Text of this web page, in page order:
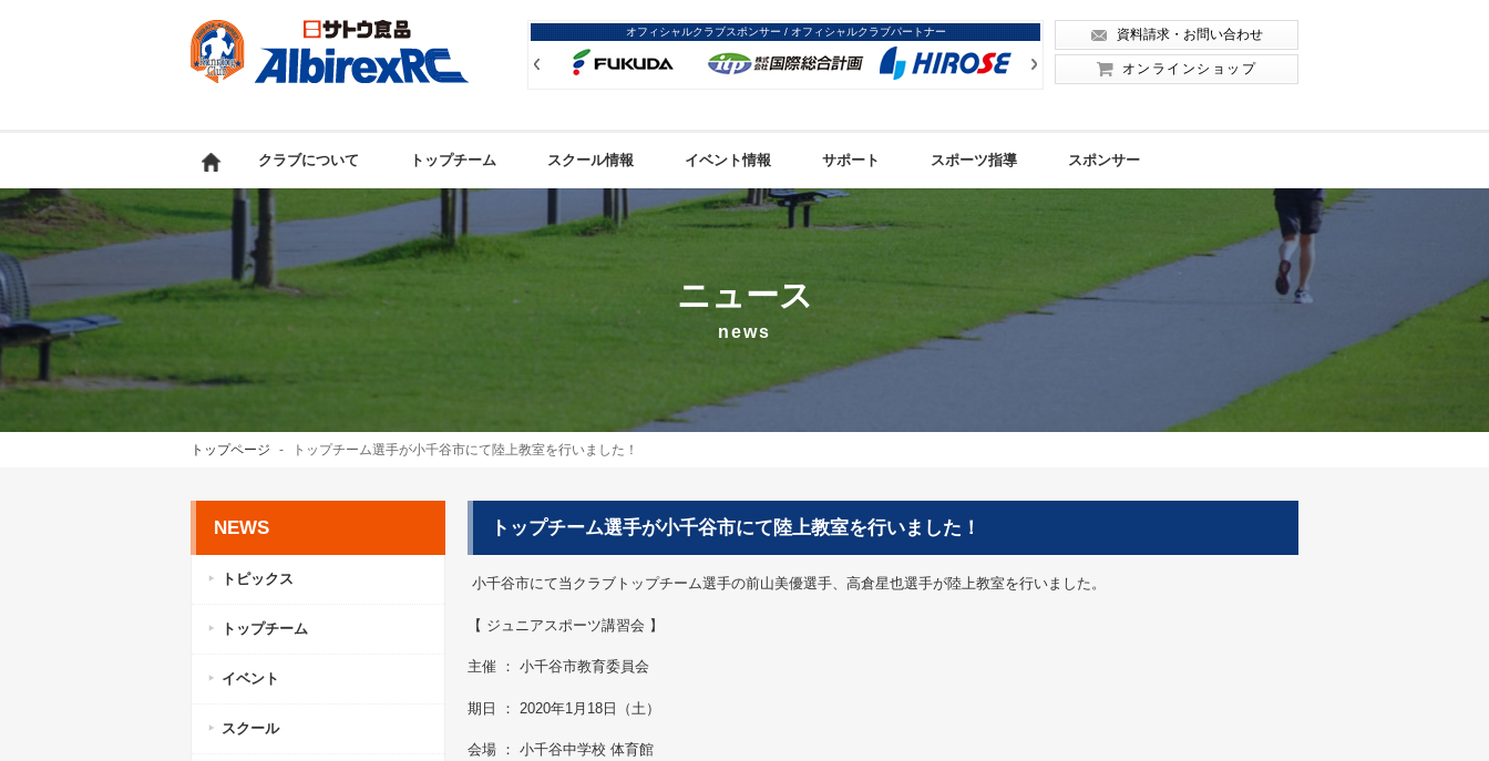
オフィシャルクラブスポンサー / オフィシャルクラブパートナー 資料請求・お問い合わせ
オンラインショップ
クラブについて トップチーム スクール情報 イベント情報 サポート スポーツ指導 スポンサー
ニュース
news
トップページ トップチーム選手が小千谷市にて陸上教室を行いました！
トップチーム選手が小千谷市にて陸上教室を行いました！
小千谷市にて当クラブトップチーム選手の前山美優選手、高倉星也選手が陸上教室を行いました。
【 ジュニアスポーツ講習会 】
主催 ： 小千谷市教育委員会
期日 ： 2020年1月18日（土）
会場 ： 小千谷中学校 体育館
NEWS
トピックス
トップチーム
イベント
スクール